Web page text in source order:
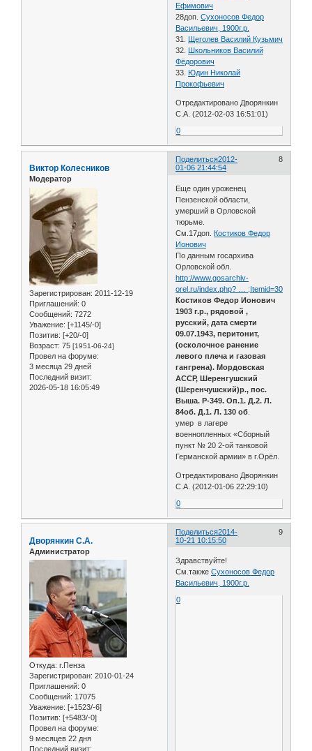
Ефимович
28доп.Сухоносов Федор
Васильевич, 1900г.р.
31.
Щеголев Василий Кузьмич
32.
Школьников Василий
Фёдорович
33.
Юдин Николай
Прокофьевич
Отредактировано Дворянкин
С.А. (2012-02-03 16:51:01)
0
Поделиться 8
2012-
01-06 21:44:54
Виктор Колесников
Модератор
Зарегистрирован: 2011-12-19
Приглашений: 0
Сообщений: 7272
Уважение: [+1145/-0]
Позитив: [+20/-0]
Возраст: 75 [1951-06-24]
Провел на форуме:
3 месяца 29 дней
Последний визит:
2026-05-18 16:05:49
Еще один уроженец
Пензенской области,
умерший в Орловской
тюрьме.
См.17доп. Костиков Федор
Ионович
По данным госархива
Орловской обл.
http://www.gosarchiv-
orel.ru/index.php? … ;Itemid=30
Костиков Федор Ионович
1903 г.р., рядовой ,
русский, дата смерти
09.07.1943, перитонит,
(осколочное ранение
левого плеча и газовая
гангрена). Мордовская
АССР, Шеренгушский
(Шеренчушский)р., пос.
Выша. Р-349. Оп.1. Д.2. Л.
84об. Д.1. Л. 130 об
умер в лагере
военнопленных «Сборный
пункт № 20 2-ой танковой
Германской армии» в г.Орёл.
Отредактировано Дворянкин
С.А. (2012-01-06 22:29:10)
0
Поделиться 9
2014-
10-21 10:15:50
Дворянкин С.А.
Администратор
Откуда: г.Пенза
Зарегистрирован: 2010-01-24
Приглашений: 0
Сообщений: 17075
Уважение: [+1523/-6]
Позитив: [+5483/-0]
Провел на форуме:
9 месяцев 22 дня
Последний визит:
Здравствуйте!
См.такжеСухоносов Федор
Васильевич, 1900г.р.
0